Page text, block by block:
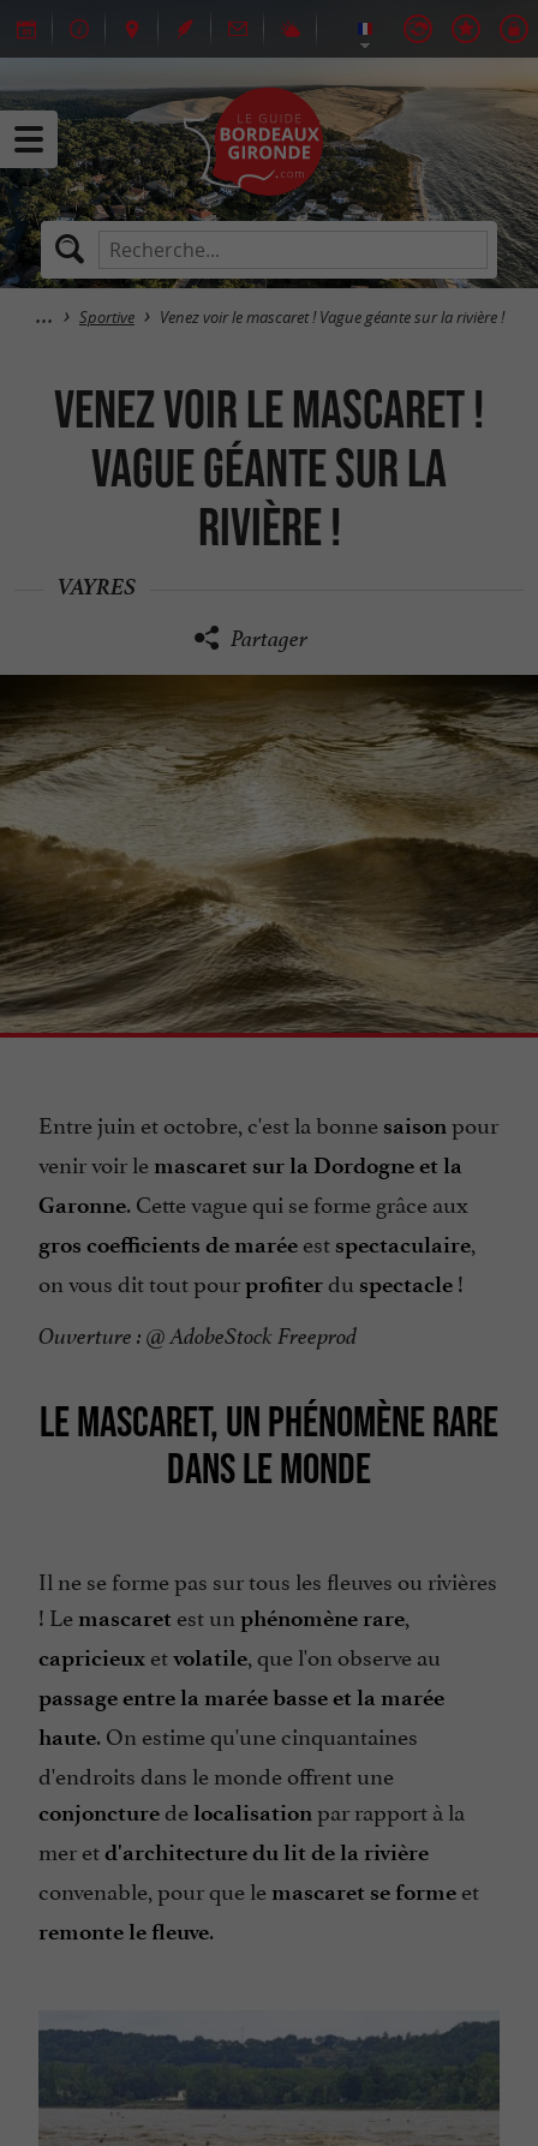
Sportive Venez voir le mascaret ! Vague géante sur la rivière !
Venez voir le mascaret !
Vague géante sur la
rivière !
VAYRES
Partager
Entre juin et octobre, c'est la bonne saisonpour
venir voir le mascaret sur la Dordogne et la
Garonne. Cette vague qui se forme grâce aux
gros coefficients de marée est spectaculaire,
on vous dit tout pourprofiterdu spectacle !
Ouverture : @ AdobeStock Freeprod
LE MASCARET, UN PHÉNOMÈNE RARE
DANS LE MONDE
Il ne se forme pas sur tous les fleuves ou rivières
! Le mascaret est un phénomène rare,
capricieux etvolatile, que l'on observe au
passage entre la marée basse et la marée
haute. On estime qu'une cinquantaines
d'endroits dans le monde offrent une
conjoncturedelocalisationpar rapport à la
mer etd'architecture du lit de la rivière
convenable, pour que le mascaret se forme et
remonte le fleuve.